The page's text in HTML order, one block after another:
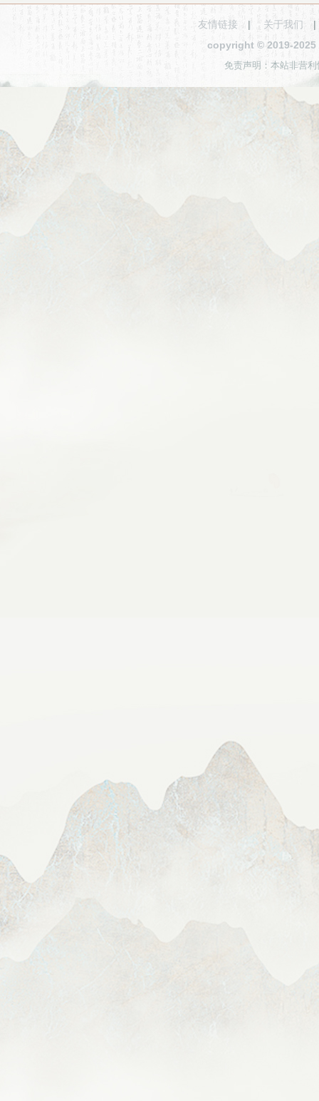
友情链接 | 关于我们
copyright © 2019-2025
免责声明：本站非营